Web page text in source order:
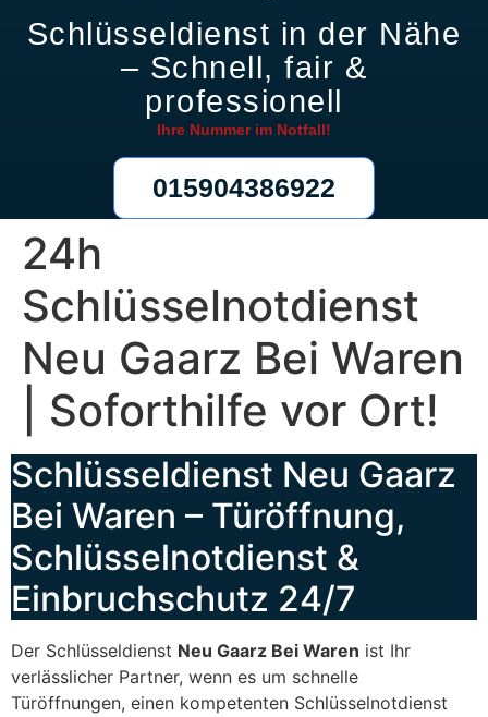
Schlüsseldienst in der Nähe
– Schnell, fair &
professionell
Ihre Nummer im Notfall!
015904386922
24h
Schlüsselnotdienst
Neu Gaarz Bei Waren
| Soforthilfe vor Ort!
Schlüsseldienst Neu Gaarz
Bei Waren – Türöffnung,
Schlüsselnotdienst &
Einbruchschutz 24/7
Der Schlüsseldienst Neu Gaarz Bei Waren ist Ihr
verlässlicher Partner, wenn es um schnelle
Türöffnungen, einen kompetenten Schlüsselnotdienst